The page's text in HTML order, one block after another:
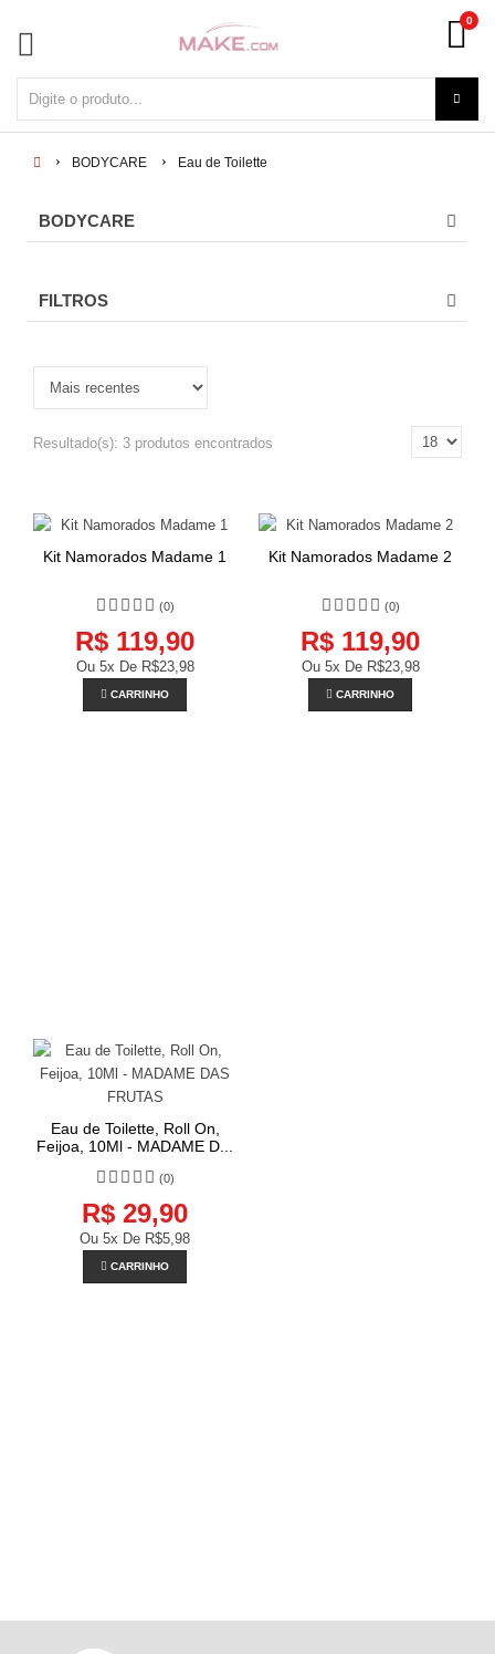
0
BODYCARE Eau de Toilette
BODYCARE
FILTROS
Resultado(s): 3 produtos encontrados
Kit Namorados Madame 1
(0)
R$ 119,90
Ou 5x De R$23,98
CARRINHO
Kit Namorados Madame 2
(0)
R$ 119,90
Ou 5x De R$23,98
CARRINHO
Eau de Toilette, Roll On,
Feijoa, 10Ml - MADAME D...
(0)
R$ 29,90
Ou 5x De R$5,98
CARRINHO